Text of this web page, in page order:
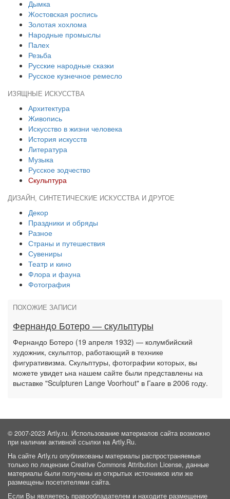
Дымка
Жостовская роспись
Золотая хохлома
Народные промыслы
Палех
Резьба
Русские народные сказки
Русское кузнечное ремесло
ИЗЯЩНЫЕ ИСКУССТВА
Архитектура
Живопись
Искусство в жизни человека
История искусств
Литература
Музыка
Русское зодчество
Скульптура
ДИЗАЙН, СИНТЕТИЧЕСКИЕ ИСКУССТВА И ДРУГОЕ
Декор
Праздники и обряды
Разное
Страны и путешествия
Сувениры
Театр и кино
Флора и фауна
Фотография
ПОХОЖИЕ ЗАПИСИ
Фернандо Ботеро — скульптуры
Фернандо Ботеро (19 апреля 1932) — колумбийский
художник, скульптор, работающий в технике
фигуративизма. Скульптуры, фотографии которых, вы
можете увидет ьна нашем сайте были представлены на
выставке "Sculpturen Lange Voorhout" в Гааге в 2006 году.
© 2007-2023 Artly.ru. Использование материалов сайта возможно
при наличии активной ссылки на Artly.Ru.
На сайте Artly.ru опубликованы материалы распространяемые
только по лицензии Creative Commons Attribution License, данные
материалы были получены из открытых источников или же
размещены посетителями сайта.
Если Вы являетесь правообладателем и находите размещение